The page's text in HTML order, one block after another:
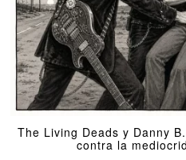
The Living Deads y Danny
contra la